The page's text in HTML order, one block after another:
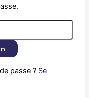
passe ? Se